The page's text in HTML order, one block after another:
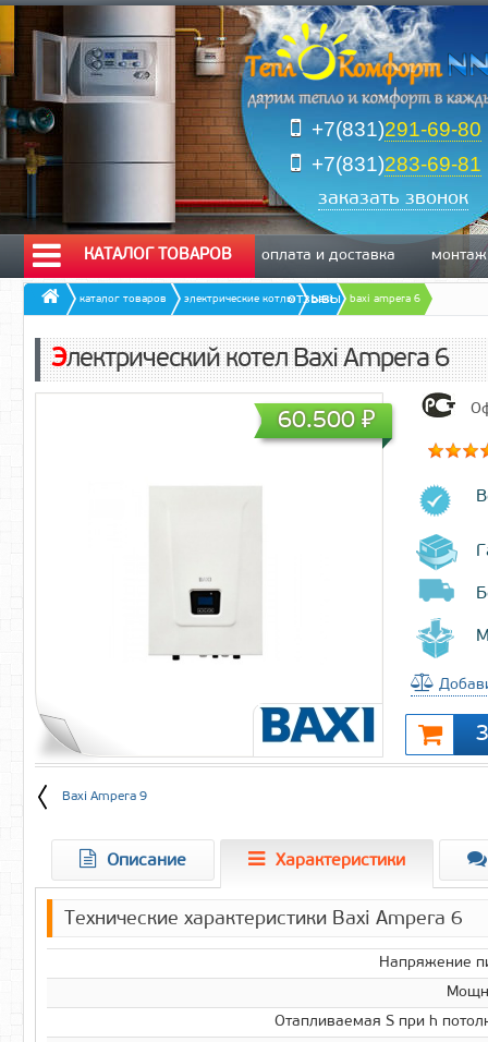
+7(831)291-69-80
+7(831)283-69-81
заказать звонок
КАТАЛОГ ТОВАРОВ оплата и доставка монтаж
отзывы
каталог товаров электрические котлы baxi baxi ampera 6
Электрический котел Baxi Ampera 6
60.500₽
Baxi Ampera 9
Описание Характеристики
Технические характеристики Baxi Ampera 6
Напряжение
Отапливаемая S при h